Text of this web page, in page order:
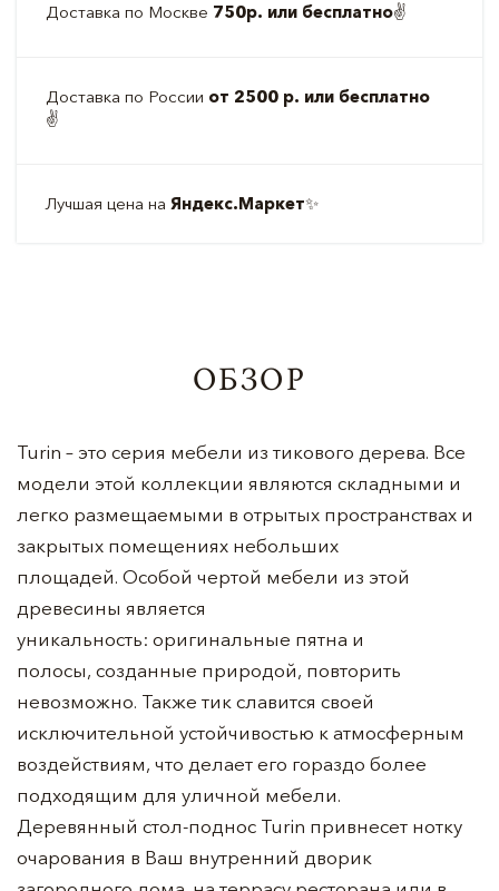
Доставка по Москве 750р. или бесплатно✌️
Доставка по России от 2500 р. или бесплатно
✌️
Лучшая цена на Яндекс.Маркет✨
ОБЗОР
Turin – это серия мебели из тикового дерева. Все
модели этой коллекции являются складными и
легко размещаемыми в отрытых пространствах и
закрытых помещениях небольших
площадей. Особой чертой мебели из этой
древесины является
уникальность: оригинальные пятна и
полосы, созданные природой, повторить
невозможно. Также тик славится своей
исключительной устойчивостью к атмосферным
воздействиям, что делает его гораздо более
подходящим для уличной мебели.
Деревянный стол-поднос Turin привнесет нотку
очарования в Ваш внутренний дворик